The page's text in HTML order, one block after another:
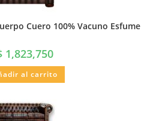
Cuero 100% Vacuno Esfume
1,823,750
al carrito